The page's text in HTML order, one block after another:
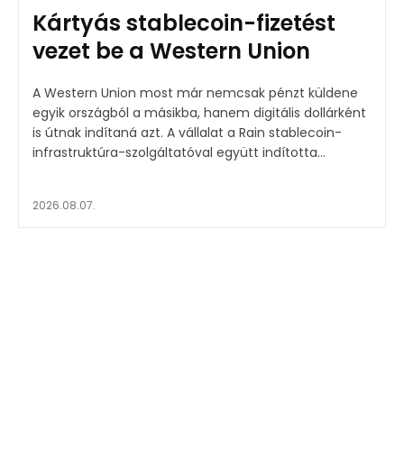
Kártyás stablecoin-fizetést
vezet be a Western Union
A Western Union most már nemcsak pénzt küldene
egyik országból a másikba, hanem digitális dollárként
is útnak indítaná azt. A vállalat a Rain stablecoin-
infrastruktúra-szolgáltatóval együtt indította...
2026.08.07.